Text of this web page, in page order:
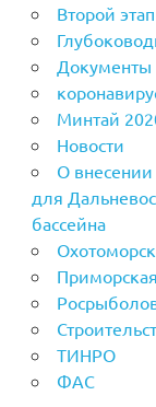
Второй
Документы
Минтай
Новости
О
для
бассейна
ТИНРО
ФАС